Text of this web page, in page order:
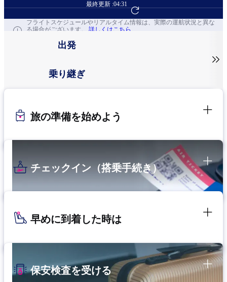
最終更新 :04:31
フライト予約へ
フライトスケジュールやリアルタイム情報は、実際の運航状況と異な
る場合がございます。 詳しくはこちら
出発
乗り継ぎ

旅の準備を始めよう
チェックイン（搭乗手続き）
早めに到着した時は
保安検査を受ける